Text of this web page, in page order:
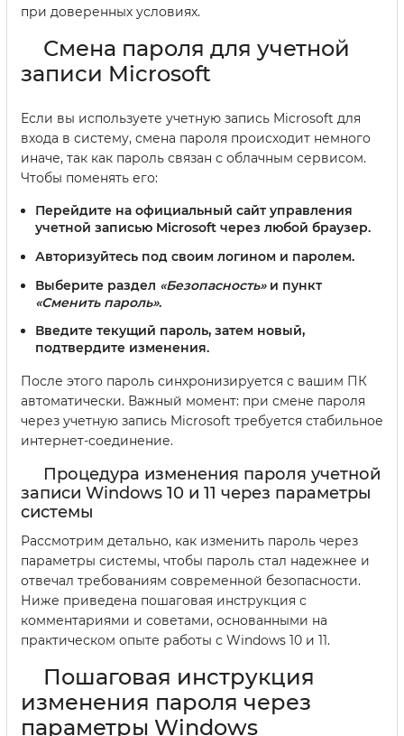
при доверенных условиях.
Смена пароля для учетной
записи Microsoft
Если вы используете учетную запись Microsoft для
входа в систему, смена пароля происходит немного
иначе, так как пароль связан с облачным сервисом.
Чтобы поменять его:
Перейдите на официальный сайт управления
учетной записью Microsoft через любой браузер.
Авторизуйтесь под своим логином и паролем.
Выберите раздел «Безопасность»и пункт
«Сменить пароль».
Введите текущий пароль, затем новый,
подтвердите изменения.
После этого пароль синхронизируется с вашим ПК
автоматически. Важный момент: при смене пароля
через учетную запись Microsoft требуется стабильное
интернет-соединение.
Процедура изменения пароля учетной
записи Windows 10 и 11 через параметры
системы
Рассмотрим детально, как изменить пароль через
параметры системы, чтобы пароль стал надежнее и
отвечал требованиям современной безопасности.
Ниже приведена пошаговая инструкция с
комментариями и советами, основанными на
практическом опыте работы с Windows 10 и 11.
Пошаговая инструкция
изменения пароля через
параметры Windows